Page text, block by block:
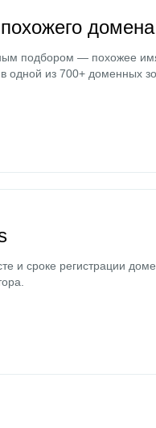
домена
подбором — похожее
одной из 700+ доменных
и сроке регистрации